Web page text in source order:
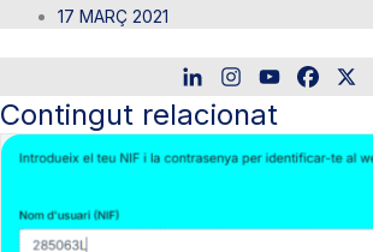
17 MARÇ 2021
Contingut relacionat